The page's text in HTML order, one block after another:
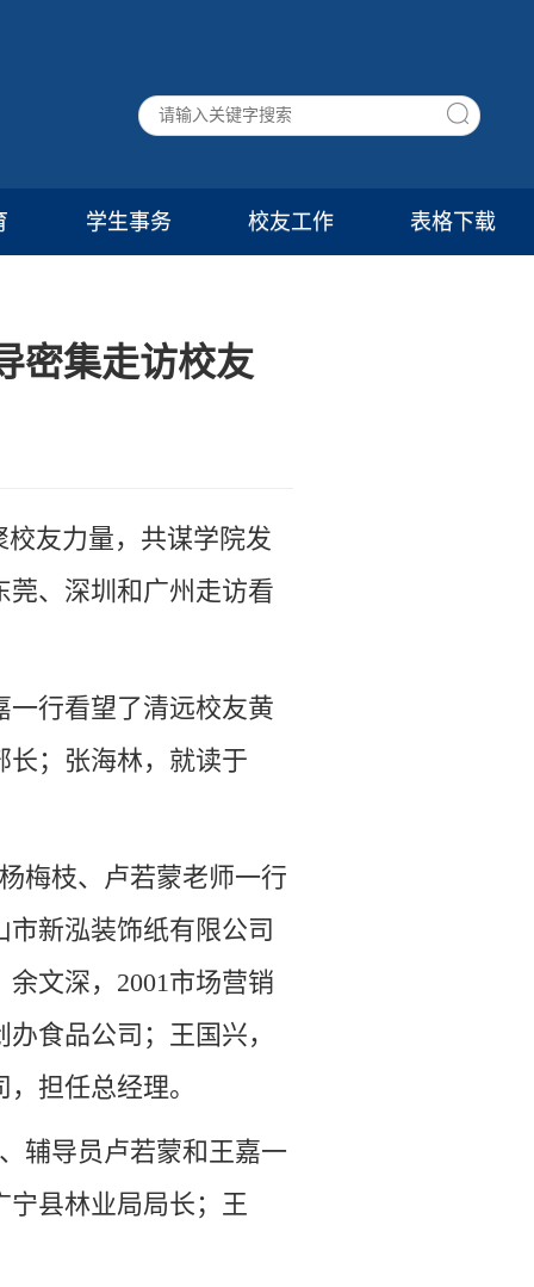
学生事务 校友工作 表格下载
密集走访校友
友力量，共谋学院发
、深圳和广州走访看
一行看望了清远校友黄
长；张海林，就读于
梅枝、卢若蒙老师一行
新泓装饰纸有限公司
文深，2001市场营销
食品公司；王国兴，
担任总经理。
辅导员卢若蒙和王嘉一
县林业局局长；王